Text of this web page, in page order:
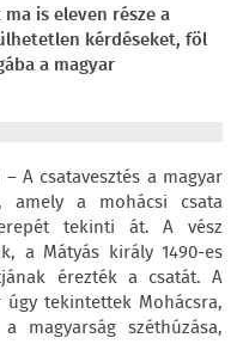
is eleven része a
kérdéseket, föl
a magyar
A csatavesztés a magyar
amely a mohácsi csata
tekinti át. A vész
a Mátyás király 1490-es
érezték a csatát. A
tekintettek Mohácsra,
magyarság széthúzása,